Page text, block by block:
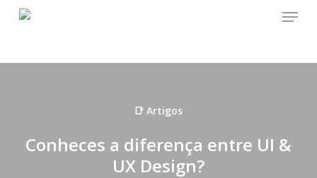
content
Menu
📑 Artigos
Conheces a diferença entre UI &
UX Design?